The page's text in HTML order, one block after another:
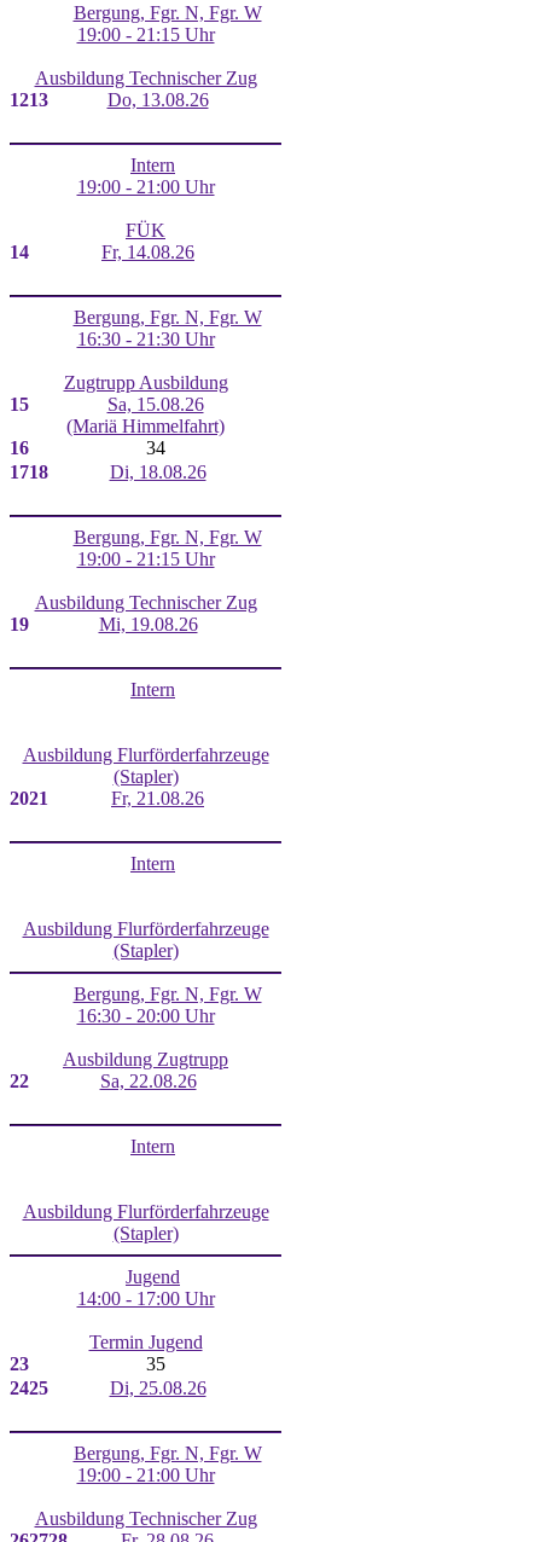
Bergung, Fgr. N, Fgr. W
19:00 - 21:15 Uhr
Ausbildung Technischer Zug
1213 Do, 13.08.26
Intern
19:00 - 21:00 Uhr
FÜK
14
Fr, 14.08.26
Bergung, Fgr. N, Fgr. W
16:30 - 21:30 Uhr
Zugtrupp Ausbildung
15
Sa, 15.08.26
(Mariä Himmelfahrt)
16
34
1718 Di, 18.08.26
Bergung, Fgr. N, Fgr. W
19:00 - 21:15 Uhr
Ausbildung Technischer Zug
19
Mi, 19.08.26
Intern
Ausbildung Flurförderfahrzeuge
(Stapler)
2021 Fr, 21.08.26
Intern
Ausbildung Flurförderfahrzeuge
(Stapler)
Bergung, Fgr. N, Fgr. W
16:30 - 20:00 Uhr
Ausbildung Zugtrupp
22
Sa, 22.08.26
Intern
Ausbildung Flurförderfahrzeuge
(Stapler)
Jugend
14:00 - 17:00 Uhr
Termin Jugend
23
35
2425 Di, 25.08.26
Bergung, Fgr. N, Fgr. W
19:00 - 21:00 Uhr
Ausbildung Technischer Zug